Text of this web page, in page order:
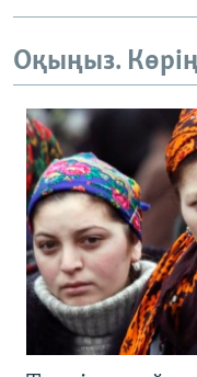
Оқыңыз.